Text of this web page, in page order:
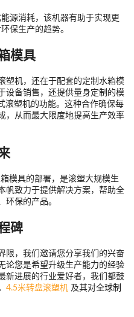
源消耗，该机器有助于实现更
保生产的趋势。
模具
塑机，还在于配套的定制水箱模
设备销售，还提供量身定制的模
滚塑机的功能。这种合作确保每
，从而最大限度地提高生产效率
模具的部署，是滚塑大规模生
帆致力于提供解决方案，帮助全
环保的产品。
碑
限，我们邀请您分享我们的兴奋
论您是希望升级生产能力的经验
新进展的行业爱好者，我们都鼓
4.5米转盘滚塑机 及其对全球制